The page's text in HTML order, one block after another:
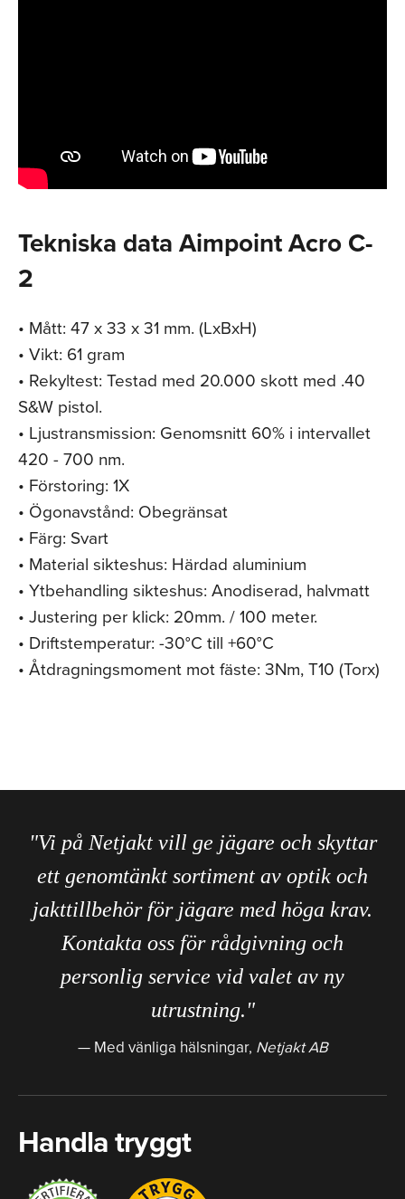
Tekniska data Aimpoint Acro C-
2
• Mått: 47 x 33 x 31 mm. (LxBxH)
• Vikt: 61 gram
• Rekyltest: Testad med 20.000 skott med .40
S&W pistol.
• Ljustransmission: Genomsnitt 60% i intervallet
420 - 700 nm.
• Förstoring: 1X
• Ögonavstånd: Obegränsat
• Färg: Svart
• Material sikteshus: Härdad aluminium
• Ytbehandling sikteshus: Anodiserad, halvmatt
• Justering per klick: 20mm. / 100 meter.
• Driftstemperatur: -30°C till +60°C
• Åtdragningsmoment mot fäste: 3Nm, T10 (Torx)
"Vi på Netjakt vill ge jägare och skyttar
ett genomtänkt sortiment av optik och
jakttillbehör för jägare med höga krav.
Kontakta oss för rådgivning och
personlig service vid valet av ny
utrustning."
Med vänliga hälsningar, Netjakt AB
Handla tryggt